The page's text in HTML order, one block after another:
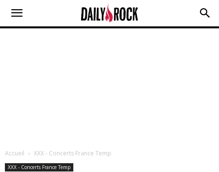
Accueil XXX - Concerts France Temp
XXX - Concerts France Temp